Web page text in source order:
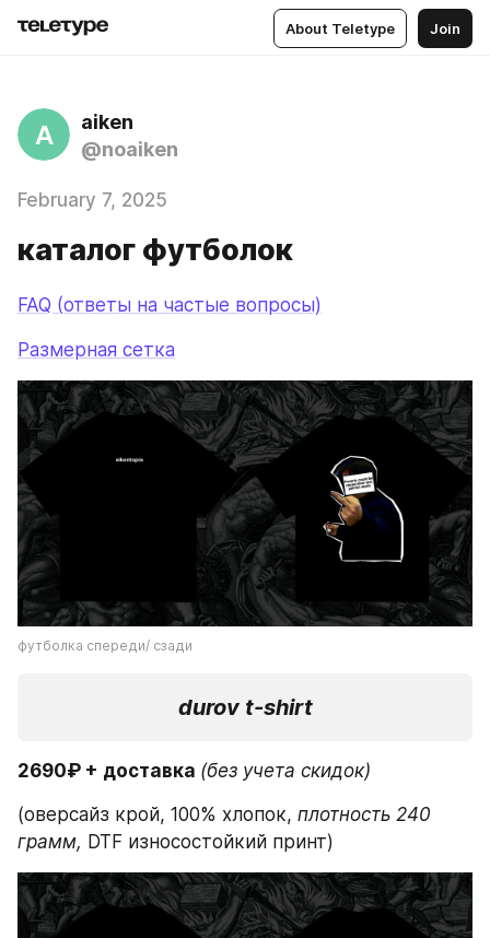
About Teletype Join
A
aiken
@noaiken
February 7, 2025
каталог футболок
FAQ (ответы на частые вопросы)
Размерная сетка
футболка спереди/ сзади
durov t-shirt
2690₽ + доставка (без учета скидок)
(оверсайз крой, 100% хлопок, плотность 240
грамм, DTF износостойкий принт)